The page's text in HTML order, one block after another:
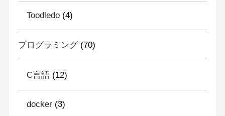
Toodledo(4)
プログラミング(70)
C言語(12)
docker(3)